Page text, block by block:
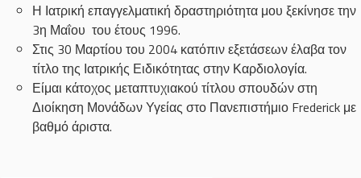
Η Ιατρική επαγγελματική δραστηριότητα μου ξεκίνησε την
3η Μαΐου του έτους 1996.
Στις 30 Μαρτίου του 2004 κατόπιν εξετάσεων έλαβα τον
τίτλο της Ιατρικής Ειδικότητας στην Καρδιολογία.
Είμαι κάτοχος μεταπτυχιακού τίτλου σπουδών στη
Διοίκηση Μονάδων Υγείας στο Πανεπιστήμιο Frederick με
βαθμό άριστα.